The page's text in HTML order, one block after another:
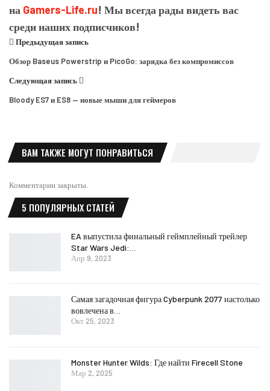
на Gamers-Life.ru! Мы всегда рады видеть вас
среди наших подписчиков!
Предыдущая запись
Обзор Baseus Powerstrip и PicoGo: зарядка без компромиссов
Следующая запись
Bloody ES7 и ES8 — новые мыши для геймеров
ВАМ ТАКЖЕ МОГУТ ПОНРАВИТЬСЯ
Комментарии закрыты.
5 ПОПУЛЯРНЫХ СТАТЕЙ
EA выпустила финальный геймплейный трейлер
Star Wars Jedi:…
Апр 9, 2023
Самая загадочная фигура Cyberpunk 2077 настолько
вовлечена в…
Окт 25, 2023
Monster Hunter Wilds: Где найти Firecell Stone
Мар 2, 2025